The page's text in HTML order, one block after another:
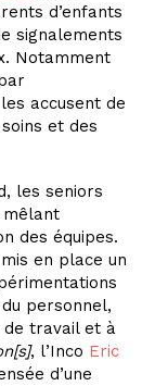
d’enfants
signalements
Notamment
accusent de
et des
les seniors
mêlant
des équipes.
en place un
personnel,
travail et à
, l’Inco Eric
d’une